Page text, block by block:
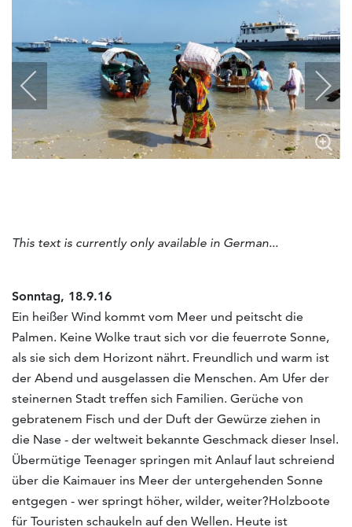
This text is currently only available in German...
Sonntag, 18.9.16
Ein heißer Wind kommt vom Meer und peitscht die
Palmen. Keine Wolke traut sich vor die feuerrote Sonne,
als sie sich dem Horizont nährt. Freundlich und warm ist
der Abend und ausgelassen die Menschen. Am Ufer der
steinernen Stadt treffen sich Familien. Gerüche von
gebratenem Fisch und der Duft der Gewürze ziehen in
die Nase - der weltweit bekannte Geschmack dieser Insel.
Übermütige Teenager springen mit Anlauf laut schreiend
über die Kaimauer ins Meer der untergehenden Sonne
entgegen - wer springt höher, wilder, weiter?Holzboote
für Touristen schaukeln auf den Wellen. Heute ist